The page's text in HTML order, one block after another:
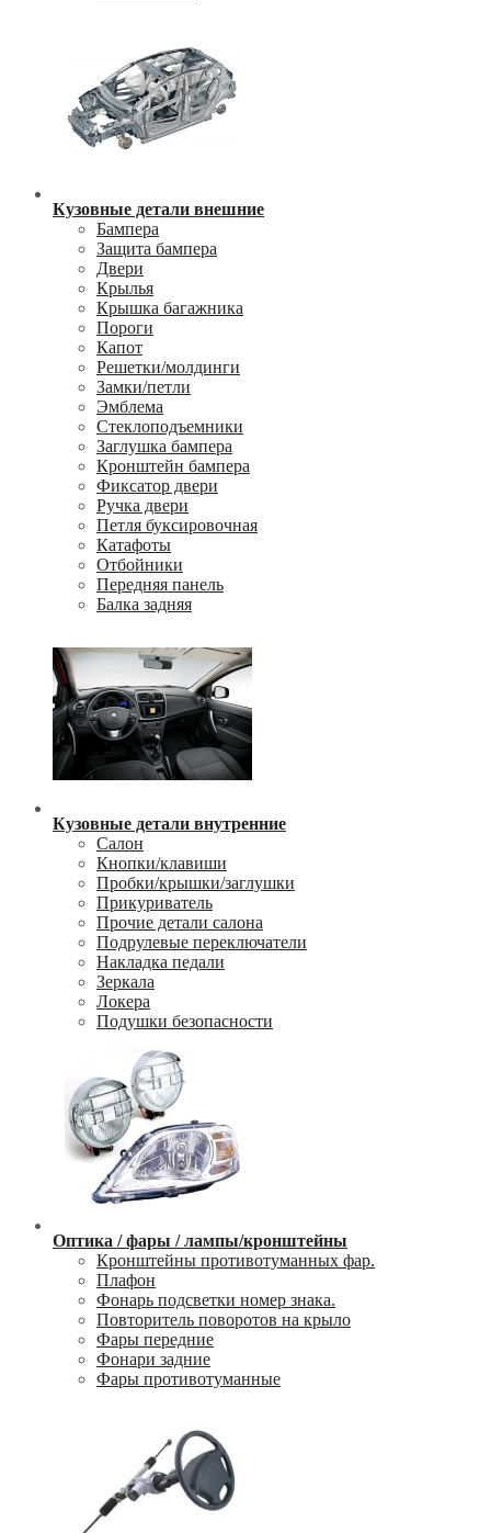
Кузовные детали внешние
Бампера
Защита бампера
Двери
Крылья
Крышка багажника
Пороги
Капот
Решетки/молдинги
Замки/петли
Эмблема
Стеклоподъемники
Заглушка бампера
Кронштейн бампера
Фиксатор двери
Ручка двери
Петля буксировочная
Катафоты
Отбойники
Передняя панель
Балка задняя
Кузовные детали внутренние
Салон
Кнопки/клавиши
Пробки/крышки/заглушки
Прикуриватель
Прочие детали салона
Подрулевые переключатели
Накладка педали
Зеркала
Локера
Подушки безопасности
Оптика / фары / лампы/кронштейны
Кронштейны противотуманных фар.
Плафон
Фонарь подсветки номер знака.
Повторитель поворотов на крыло
Фары передние
Фонари задние
Фары противотуманные